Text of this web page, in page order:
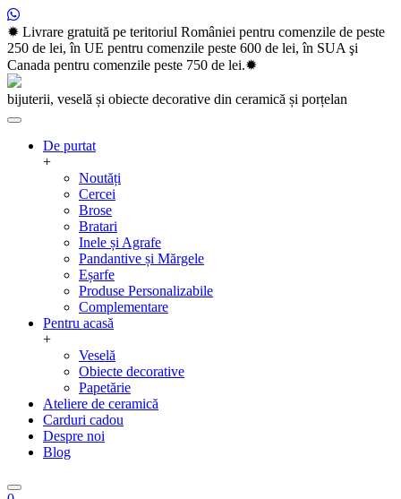
Skip
to
content
✹ Livrare gratuită pe teritoriul României pentru comenzile de peste
250 de lei, în UE pentru comenzile peste 600 de lei, în SUA şi
Canada pentru comenzile peste 750 de lei.✹
bijuterii, veselă și obiecte decorative din ceramică și porțelan
De purtat
+
Noutăți
Cercei
Brose
Bratari
Inele și Agrafe
Pandantive și Mărgele
Eșarfe
Produse Personalizabile
Complementare
Pentru acasă
+
Veselă
Obiecte decorative
Papetărie
Ateliere de ceramică
Carduri cadou
Despre noi
Blog